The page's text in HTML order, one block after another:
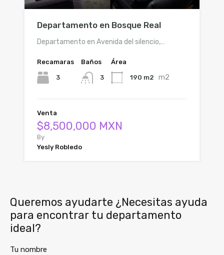
Departamento en Bosque Real
Departamento en Avenida del silencio,…
Recamaras
3
Baños
3
Área
190 m2 m2
Venta
$8,500,000 MXN
By
Yesly Robledo
Queremos ayudarte ¿Necesitas ayuda
para encontrar tu departamento
ideal?
Tu nombre